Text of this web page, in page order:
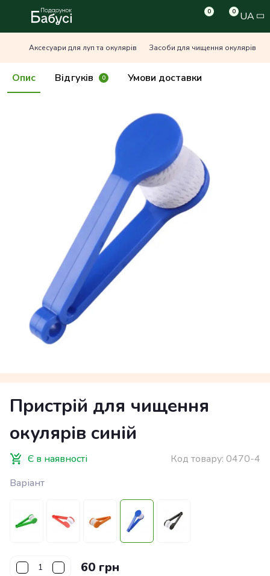
0 0 UA
Аксесуари для луп та окулярів Засоби для чищення окулярів
Опис Відгуків 0 Умови доставки
Пристрій для чищення
окулярів синій
Є в наявності Код товару: 0470-4
Варіант
60 грн